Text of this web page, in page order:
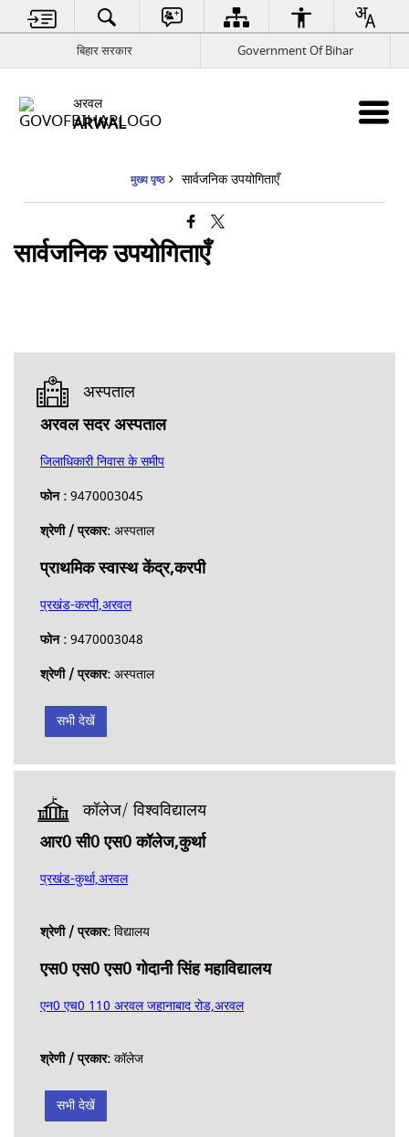
बिहार सरकार Government Of Bihar
अरवल
ARWAL
मुख्य पृष्ठ सार्वजनिक उपयोगिताएँ
सार्वजनिक उपयोगिताएँ
अस्पताल
अरवल सदर अस्पताल
जिलाधिकारी निवास के समीप
फोन :9470003045
श्रेणी / प्रकार:अस्पताल
प्राथमिक स्वास्थ केंद्र,करपी
प्रखंड-करपी,अरवल
फोन :9470003048
श्रेणी / प्रकार:अस्पताल
सभी देखें
कॉलेज/ विश्वविद्यालय
आर0 सी0 एस0 कॉलेज,कुर्था
प्रखंड-कुर्था,अरवल
श्रेणी / प्रकार:विद्यालय
एस0 एस0 एस0 गोदानी सिंह महाविद्यालय
एन0 एच0 110 अरवल जहानाबाद रोड,अरवल
श्रेणी / प्रकार:कॉलेज
सभी देखें